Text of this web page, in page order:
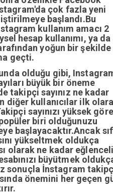
çok fazla yeni
başlandı.Bu
kullanım amacı 2
hesap kullanımı, ya da
yoğun bir şekilde
geçti.
olduğu gibi,
büyük bir öneme
takipçi sayınız ne kadar
kullanıcılar ilk
sayınızı yüksek
biri olduğunuzu
başlayacaktır.Ancak
yükseltmek oldukça
olarak ne kadar
büyütmek
sonuçla İnstagram
önemini her geçen